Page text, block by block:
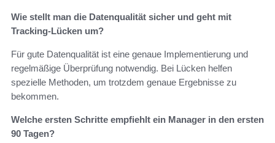
Wie stellt man die Datenqualität sicher und geht mit
Tracking-Lücken um?
Für gute Datenqualität ist eine genaue Implementierung und
regelmäßige Überprüfung notwendig. Bei Lücken helfen
spezielle Methoden, um trotzdem genaue Ergebnisse zu
bekommen.
Welche ersten Schritte empfiehlt ein Manager in den ersten
90 Tagen?